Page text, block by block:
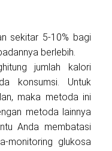
sekitar 5-10% bagi
berlebih.
jumlah kalori
konsumsi. Untuk
maka metoda ini
metoda lainnya
Anda membatasi
monitoring glukosa